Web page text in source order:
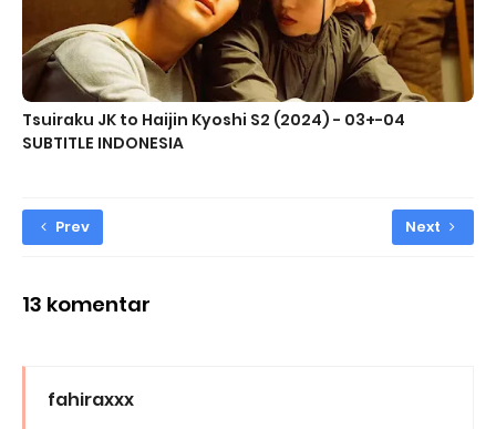
Tsuiraku JK to Haijin Kyoshi S2 (2024) - 03+-04
SUBTITLE INDONESIA
Prev Next
13 komentar
fahiraxxx